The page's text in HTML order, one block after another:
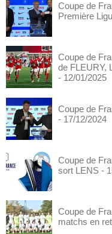
Coupe de
Première
Coupe de
de FLEURY,
- 12/01/2025
Coupe de
- 17/12/2024
Coupe de
sort LENS -
Coupe de
matchs en